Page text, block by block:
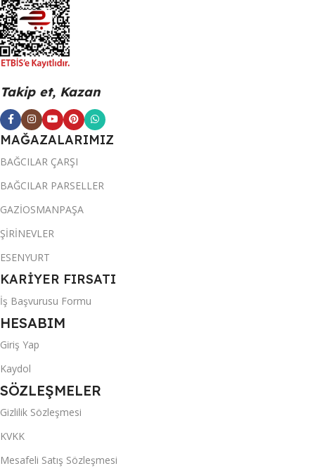
Takip et, Kazan
MAĞAZALARIMIZ
BAĞCILAR ÇARŞI
BAĞCILAR PARSELLER
GAZİOSMANPAŞA
ŞİRİNEVLER
ESENYURT
KARİYER FIRSATI
İş Başvurusu Formu
HESABIM
Giriş Yap
Kaydol
SÖZLEŞMELER
Gizlilik Sözleşmesi
KVKK
Mesafeli Satış Sözleşmesi